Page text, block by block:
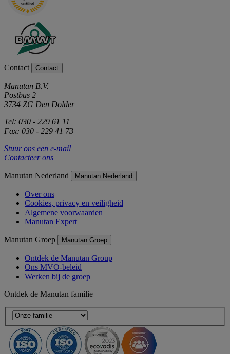
Contact Contact
Manutan B.V.
Postbus 2
3734 ZG Den Dolder
Tel: 030 - 229 61 11
Fax: 030 - 229 41 73
Stuur ons een e-mail
Contacteer ons
Manutan Nederland Manutan Nederland
Over ons
Cookies, privacy en veiligheid
Algemene voorwaarden
Manutan Expert
Manutan Groep Manutan Groep
Ontdek de Manutan Group
Ons MVO-beleid
Werken bij de groep
Ontdek de Manutan familie